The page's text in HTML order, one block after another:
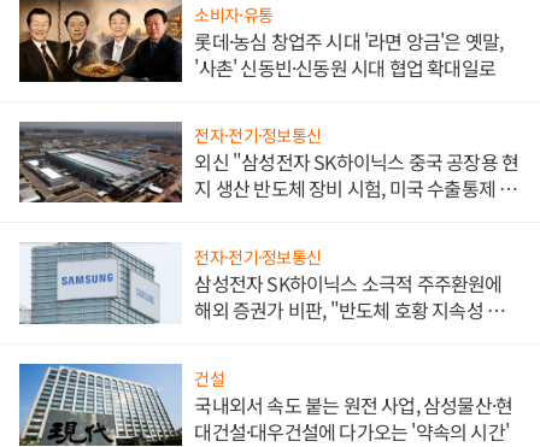
소비자·유통
롯데·농심 창업주 시대 '라면 앙금'은 옛말,
'사촌' 신동빈·신동원 시대 협업 확대일로
전자·전기·정보통신
외신 "삼성전자 SK하이닉스 중국 공장용 현
지 생산 반도체 장비 시험, 미국 수출통제 대
전자·전기·정보통신
삼성전자 SK하이닉스 소극적 주주환원에
해외 증권가 비판, "반도체 호황 지속성 의
건설
국내외서 속도 붙는 원전 사업, 삼성물산·현
대건설·대우건설에 다가오는 '약속의 시간'